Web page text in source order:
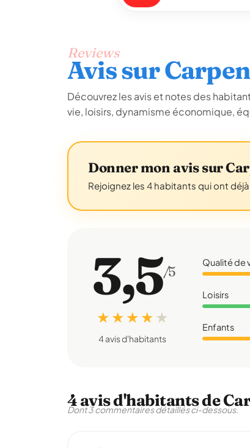
Reviews
Avis sur
Découvrez les avis et notes des
vie, loisirs, dynamisme économique,
Donner mon avis sur
Rejoignez les 4 habitants qui ont
3,5/5
★ ★ ★ ★ ★
4 avis d'habitants
Qualité de
Loisirs
Enfants
4 avis d'habitants de
Dont 3 commentaires détaillés ci-dessous.